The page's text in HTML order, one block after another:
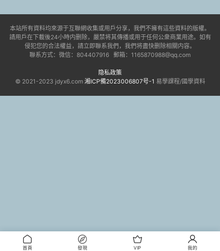
本站所有資料均來源于互聯網收集或用戶分享，我們不擁有這些資料的版權。
請用戶在下載後24小時内删除，嚴禁将其傳播或用于任何公衆商業用途。如有
侵犯您的合法權益，請立即聯系我們，我們将盡快删除相關内容。
聯系方式：微信：804407916 郵箱：1165870988@qq.com
隐私政策
© 2021-2023 jdyx6.com 湘ICP備2023006807号-1 易學課程/國學資料
首頁 發現 VIP 我的